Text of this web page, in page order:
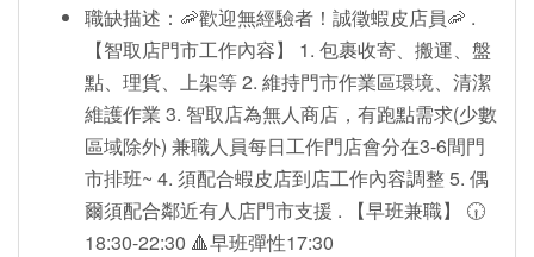
職缺描述：🦐歡迎無經驗者！誠徵蝦皮店員🦐 .
【智取店門市工作內容】 1. 包裹收寄、搬運、盤
點、理貨、上架等 2. 維持門市作業區環境、清潔
維護作業 3. 智取店為無人商店，有跑點需求(少數
區域除外) 兼職人員每日工作門店會分在3-6間門
市排班~ 4. 須配合蝦皮店到店工作內容調整 5. 偶
爾須配合鄰近有人店門市支援 . 【早班兼職】 🕡
18:30-22:30 🔺早班彈性17:30